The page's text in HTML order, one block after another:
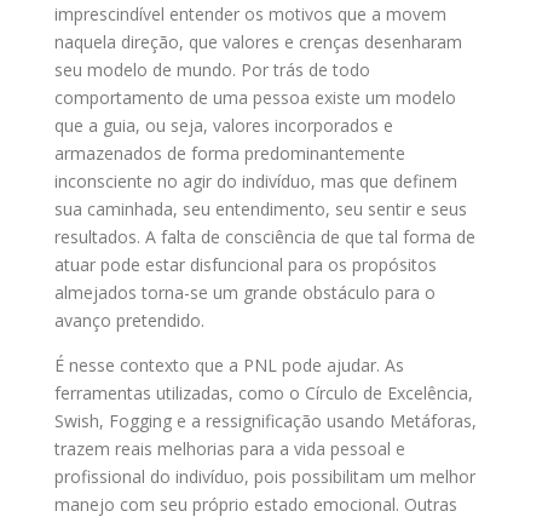
imprescindível entender os motivos que a movem
naquela direção, que valores e crenças desenharam
seu modelo de mundo. Por trás de todo
comportamento de uma pessoa existe um modelo
que a guia, ou seja, valores incorporados e
armazenados de forma predominantemente
inconsciente no agir do indivíduo, mas que definem
sua caminhada, seu entendimento, seu sentir e seus
resultados. A falta de consciência de que tal forma de
atuar pode estar disfuncional para os propósitos
almejados torna-se um grande obstáculo para o
avanço pretendido.
É nesse contexto que a PNL pode ajudar. As
ferramentas utilizadas, como o Círculo de Excelência,
Swish, Fogging e a ressignificação usando Metáforas,
trazem reais melhorias para a vida pessoal e
profissional do indivíduo, pois possibilitam um melhor
manejo com seu próprio estado emocional. Outras